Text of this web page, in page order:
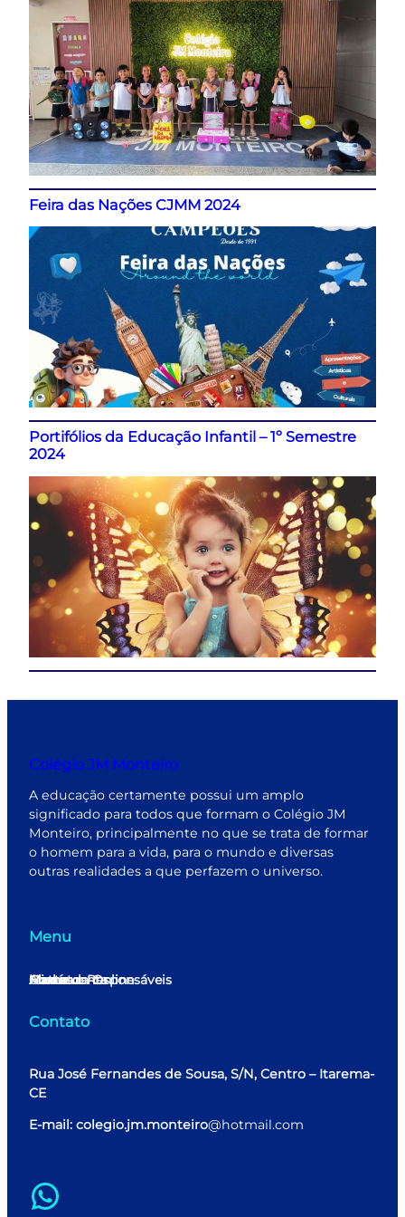
Feira das Nações CJMM 2024
Portifólios da Educação Infantil – 1º Semestre
2024
Colégio JM Monteiro
A educação certamente possui um amplo
significado para todos que formam o Colégio JM
Monteiro, principalmente no que se trata de formar
o homem para a vida, para o mundo e diversas
outras realidades a que perfazem o universo.
Menu
Home
Minha conta
Matrícula Online
Alunos e Responsáveis
Contato
Contato
Rua José Fernandes de Sousa, S/N, Centro – Itarema-
CE
E-mail: colegio.jm.monteiro@hotmail.com
WhatsApp